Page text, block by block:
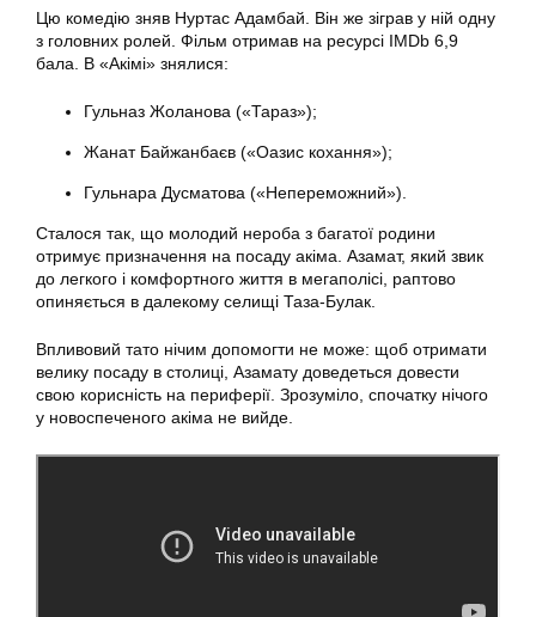
Цю комедію зняв Нуртас Адамбай. Він же зіграв у ній одну
з головних ролей. Фільм отримав на ресурсі IMDb 6,9
бала. В «Акімі» знялися:
Гульназ Жоланова («Тараз»);
Жанат Байжанбаєв («Оазис кохання»);
Гульнара Дусматова («Непереможний»).
Сталося так, що молодий нероба з багатої родини
отримує призначення на посаду акіма. Азамат, який звик
до легкого і комфортного життя в мегаполісі, раптово
опиняється в далекому селищі Таза-Булак.
Впливовий тато нічим допомогти не може: щоб отримати
велику посаду в столиці, Азамату доведеться довести
свою корисність на периферії. Зрозуміло, спочатку нічого
у новоспеченого акіма не вийде.